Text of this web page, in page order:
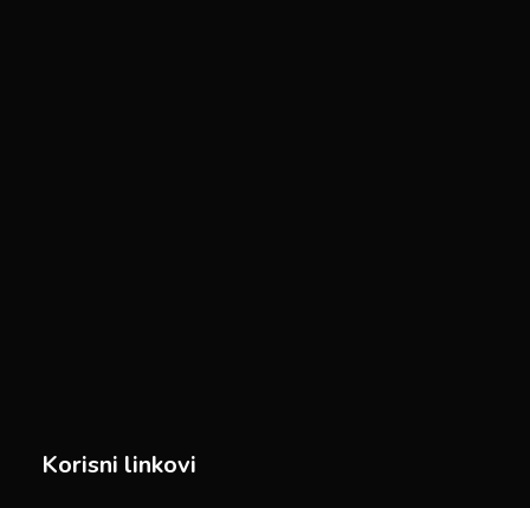
Korisni linkovi